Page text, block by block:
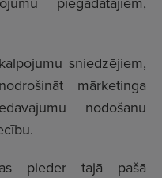
sniedzējiem,
mārketinga
nodošanu
pieder tajā pašā